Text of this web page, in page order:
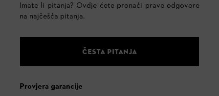
Imate li pitanja? Ovdje ćete pronaći prave odgovore
na najčešća pitanja.
ČESTA PITANJA
Provjera garancije